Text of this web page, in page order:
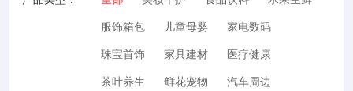
服饰箱包
儿童母婴
家电数码
珠宝首饰
家具建材
医疗健康
茶叶养生
鲜花宠物
汽车周边